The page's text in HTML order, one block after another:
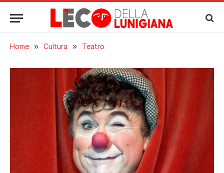
Home » Cultura » Teatro